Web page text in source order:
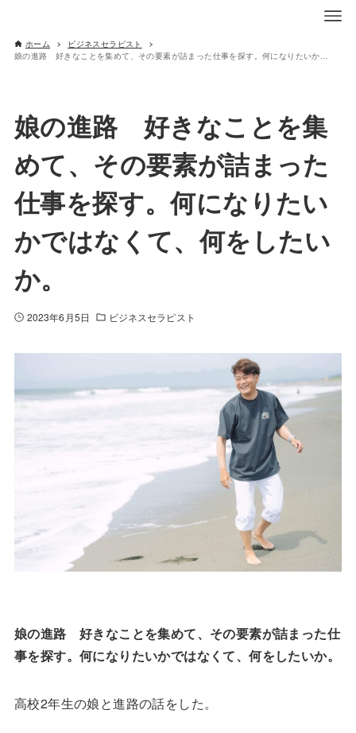
ホーム
ビジネスセラピスト
娘の進路 好きなことを集めて、その要素が詰まった仕事を探す。何になりたいかではなくて、何をしたいか。
娘の進路 好きなことを集
めて、その要素が詰まった
仕事を探す。何になりたい
かではなくて、何をしたい
か。
2023年6月5日 ビジネスセラピスト
娘の進路 好きなことを集めて、その要素が詰まった仕
事を探す。何になりたいかではなくて、何をしたいか。
高校2年生の娘と進路の話をした。